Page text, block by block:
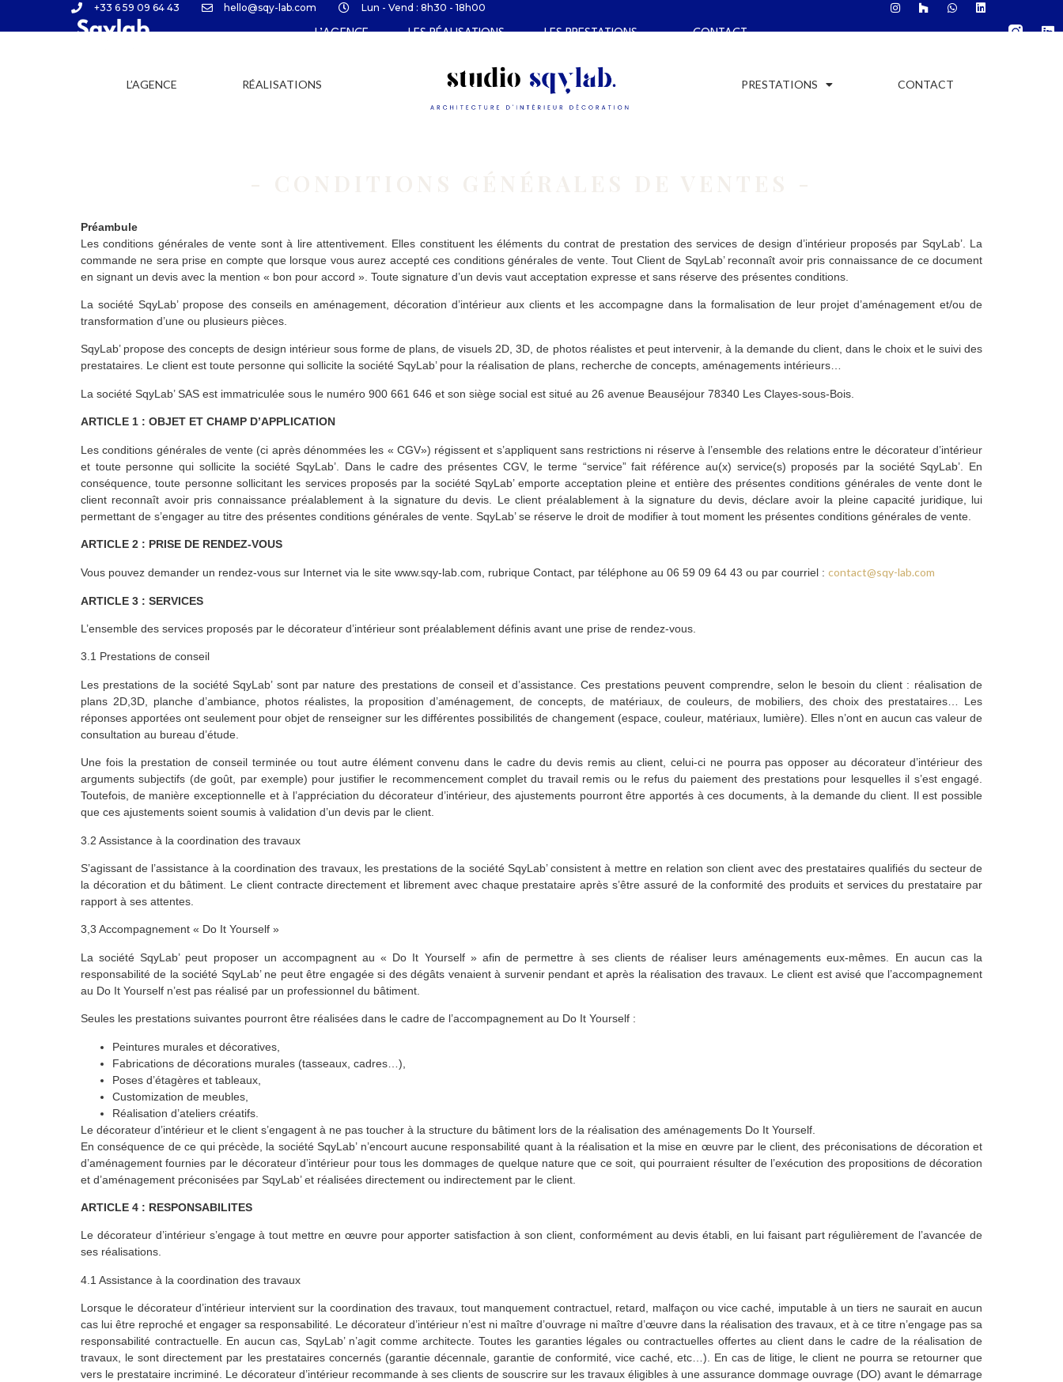
L’AGENCE LES RÉALISATIONS LES PRESTATIONS CONTACT
+33 6 59 09 64 43 hello@sqy-lab.com Lun - Vend : 8h30 - 18h00
L’AGENCE RÉALISATIONS PRESTATIONS CONTACT
Préambule
Les conditions générales de vente sont à lire attentivement. Elles constituent les éléments du contrat de prestation des services de design d’intérieur proposés par SqyLab’. La
commande ne sera prise en compte que lorsque vous aurez accepté ces conditions générales de vente. Tout Client de SqyLab’ reconnaît avoir pris connaissance de ce document
en signant un devis avec la mention « bon pour accord ». Toute signature d’un devis vaut acceptation expresse et sans réserve des présentes conditions.
La société SqyLab’ propose des conseils en aménagement, décoration d’intérieur aux clients et les accompagne dans la formalisation de leur projet d’aménagement et/ou de
transformation d’une ou plusieurs pièces.
SqyLab’ propose des concepts de design intérieur sous forme de plans, de visuels 2D, 3D, de photos réalistes et peut intervenir, à la demande du client, dans le choix et le suivi des
prestataires. Le client est toute personne qui sollicite la société SqyLab’ pour la réalisation de plans, recherche de concepts, aménagements intérieurs…
La société SqyLab’ SAS est immatriculée sous le numéro 900 661 646 et son siège social est situé au 26 avenue Beauséjour 78340 Les Clayes-sous-Bois.
ARTICLE 1 : OBJET ET CHAMP D’APPLICATION
Les conditions générales de vente (ci après dénommées les « CGV») régissent et s’appliquent sans restrictions ni réserve à l’ensemble des relations entre le décorateur d’intérieur
et toute personne qui sollicite la société SqyLab’. Dans le cadre des présentes CGV, le terme “service” fait référence au(x) service(s) proposés par la société SqyLab’. En
conséquence, toute personne sollicitant les services proposés par la société SqyLab’ emporte acceptation pleine et entière des présentes conditions générales de vente dont le
client reconnaît avoir pris connaissance préalablement à la signature du devis. Le client préalablement à la signature du devis, déclare avoir la pleine capacité juridique, lui
permettant de s’engager au titre des présentes conditions générales de vente. SqyLab’ se réserve le droit de modifier à tout moment les présentes conditions générales de vente.
ARTICLE 2 : PRISE DE RENDEZ-VOUS
Vous pouvez demander un rendez-vous sur Internet via le site www.sqy-lab.com, rubrique Contact, par téléphone au 06 59 09 64 43 ou par courriel : contact@sqy-lab.com
ARTICLE 3 : SERVICES
L’ensemble des services proposés par le décorateur d’intérieur sont préalablement définis avant une prise de rendez-vous.
3.1 Prestations de conseil
Les prestations de la société SqyLab’ sont par nature des prestations de conseil et d’assistance. Ces prestations peuvent comprendre, selon le besoin du client : réalisation de
plans 2D,3D, planche d’ambiance, photos réalistes, la proposition d’aménagement, de concepts, de matériaux, de couleurs, de mobiliers, des choix des prestataires… Les
réponses apportées ont seulement pour objet de renseigner sur les différentes possibilités de changement (espace, couleur, matériaux, lumière). Elles n’ont en aucun cas valeur de
consultation au bureau d’étude.
Une fois la prestation de conseil terminée ou tout autre élément convenu dans le cadre du devis remis au client, celui-ci ne pourra pas opposer au décorateur d’intérieur des
arguments subjectifs (de goût, par exemple) pour justifier le recommencement complet du travail remis ou le refus du paiement des prestations pour lesquelles il s’est engagé.
Toutefois, de manière exceptionnelle et à l’appréciation du décorateur d’intérieur, des ajustements pourront être apportés à ces documents, à la demande du client. Il est possible
que ces ajustements soient soumis à validation d’un devis par le client.
3.2 Assistance à la coordination des travaux
S’agissant de l’assistance à la coordination des travaux, les prestations de la société SqyLab’ consistent à mettre en relation son client avec des prestataires qualifiés du secteur de
la décoration et du bâtiment. Le client contracte directement et librement avec chaque prestataire après s’être assuré de la conformité des produits et services du prestataire par
rapport à ses attentes.
3,3 Accompagnement « Do It Yourself »
La société SqyLab’ peut proposer un accompagnent au « Do It Yourself » afin de permettre à ses clients de réaliser leurs aménagements eux-mêmes. En aucun cas la
responsabilité de la société SqyLab’ ne peut être engagée si des dégâts venaient à survenir pendant et après la réalisation des travaux. Le client est avisé que l’accompagnement
au Do It Yourself n’est pas réalisé par un professionnel du bâtiment.
Seules les prestations suivantes pourront être réalisées dans le cadre de l’accompagnement au Do It Yourself :
Peintures murales et décoratives,
Fabrications de décorations murales (tasseaux, cadres…),
Poses d’étagères et tableaux,
Customization de meubles,
Réalisation d’ateliers créatifs.
Le décorateur d’intérieur et le client s’engagent à ne pas toucher à la structure du bâtiment lors de la réalisation des aménagements Do It Yourself.
En conséquence de ce qui précède, la société SqyLab’ n’encourt aucune responsabilité quant à la réalisation et la mise en œuvre par le client, des préconisations de décoration et
d’aménagement fournies par le décorateur d’intérieur pour tous les dommages de quelque nature que ce soit, qui pourraient résulter de l’exécution des propositions de décoration
et d’aménagement préconisées par SqyLab’ et réalisées directement ou indirectement par le client.
ARTICLE 4 : RESPONSABILITES
Le décorateur d’intérieur s’engage à tout mettre en œuvre pour apporter satisfaction à son client, conformément au devis établi, en lui faisant part régulièrement de l’avancée de
ses réalisations.
4.1 Assistance à la coordination des travaux
Lorsque le décorateur d’intérieur intervient sur la coordination des travaux, tout manquement contractuel, retard, malfaçon ou vice caché, imputable à un tiers ne saurait en aucun
cas lui être reproché et engager sa responsabilité. Le décorateur d’intérieur n’est ni maître d’ouvrage ni maître d’œuvre dans la réalisation des travaux, et à ce titre n’engage pas sa
responsabilité contractuelle. En aucun cas, SqyLab’ n’agit comme architecte. Toutes les garanties légales ou contractuelles offertes au client dans le cadre de la réalisation de
travaux, le sont directement par les prestataires concernés (garantie décennale, garantie de conformité, vice caché, etc…). En cas de litige, le client ne pourra se retourner que
vers le prestataire incriminé. Le décorateur d’intérieur recommande à ses clients de souscrire sur les travaux éligibles à une assurance dommage ouvrage (DO) avant le démarrage